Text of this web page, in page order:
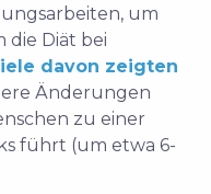
um
die Diät bei
davon zeigten
Änderungen
zu einer
führt (um etwa 6-